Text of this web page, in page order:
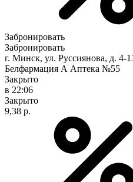
Забронировать
Забронировать
г. Минск, ул. Руссиянова, д. 4-
Белфармация А Аптека №55
Закрыто
в 22:06
Закрыто
9,38 р.